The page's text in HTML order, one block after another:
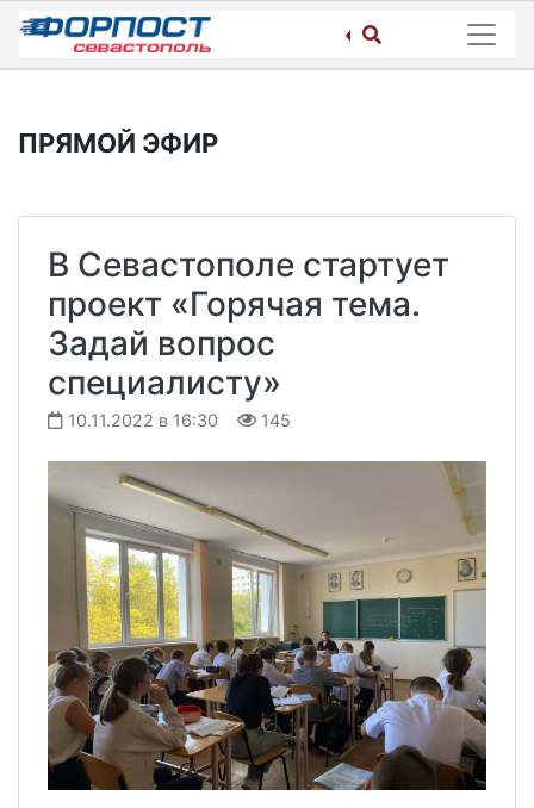
Skip
content
ПРЯМОЙ ЭФИР
В Севастополе стартует
проект «Горячая тема.
Задай вопрос
специалисту»
10.11.2022 в 16:30 145